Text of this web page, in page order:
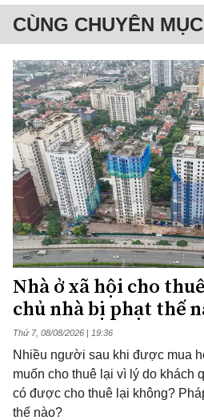
CÙNG CHUYÊN MỤC
Nhà ở xã hội cho
chủ nhà bị phạt thế
Thứ 7, 08/08/2026 | 19:36
Nhiều người sau khi được mua
muốn cho thuê lại vì lý do khách
có được cho thuê lại không?
thế nào?